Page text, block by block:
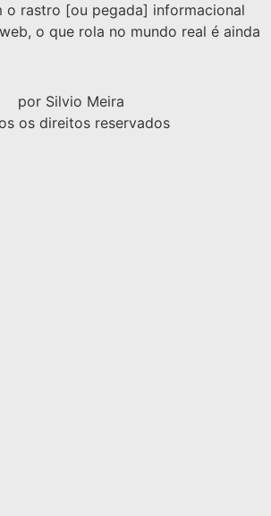
o rastro [ou pegada] informacional
o que rola no mundo real é ainda
por Silvio Meira
os direitos reservados